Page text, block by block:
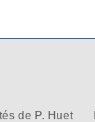
de P. Huet